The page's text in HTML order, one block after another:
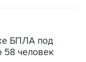
БПЛА под
58 человек